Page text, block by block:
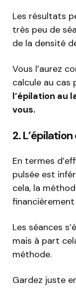
Les résultats
très peu de
de la densité
Vous l’aurez
calcule au cas
l’épilation au
vous.
2.
En termes
pulsée est
cela, la
Les séances
mais à part
méthode.
Gardez juste